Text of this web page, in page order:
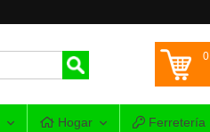
0
Hogar Ferretería